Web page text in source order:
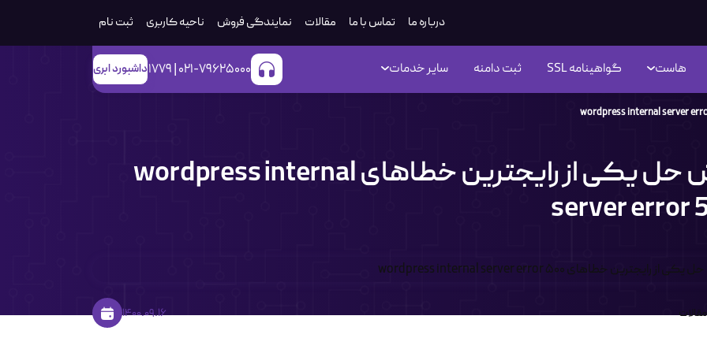
درباره ما تماس با ما مقالات نمایندگی فروش ناحیه کاربری ثبت‌ نام
هاست گواهینامه SSL ثبت دامنه سایر خدمات 021-79625000 | 1779 داشبورد ابری
روش حل یکی از رایجترین خطاهای wordpress internal
server error
مقالات 1400.09.16